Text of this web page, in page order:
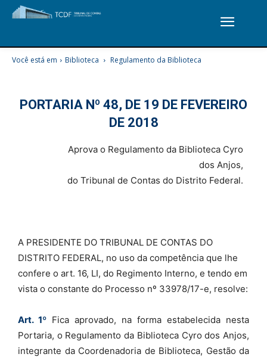
Você está em Biblioteca Regulamento da Biblioteca
PORTARIA Nº 48, DE 19 DE FEVEREIRO
DE 2018
Aprova o Regulamento da Biblioteca Cyro
dos Anjos,
do Tribunal de Contas do Distrito Federal.
A PRESIDENTE DO TRIBUNAL DE CONTAS DO
DISTRITO FEDERAL, no uso da competência que lhe
confere o art. 16, LI, do Regimento Interno, e tendo em
vista o constante do Processo nº 33978/17-e, resolve:
Art. 1º Fica aprovado, na forma estabelecida nesta
Portaria, o Regulamento da Biblioteca Cyro dos Anjos,
integrante da Coordenadoria de Biblioteca, Gestão da